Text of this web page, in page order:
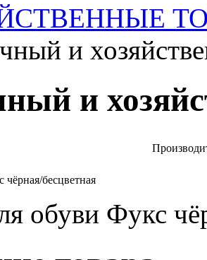
и
и
чёрная/бесцветная